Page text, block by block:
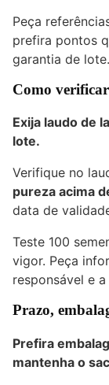
Peça
prefira pontos
garantia de lote.
Como
Exija laudo de
lote.
Verifique no
pureza acima
data de
Teste 100
vigor. Peça
responsável e
Prazo,
Prefira
mantenha o